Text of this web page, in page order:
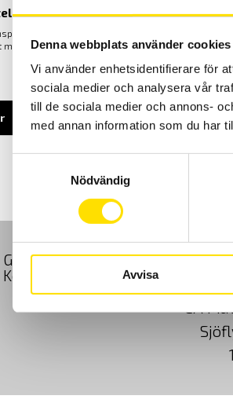
Denna webbplats använder cookies
Vi använder enhetsidentifierare för
sociala medier och analysera vår
till de sociala medier och annons-
med annan information som du har
Nödvändig
Avvisa
från Chauvin-Arnoux med
mantelprovfunktion.
Prisintervall:
48,795.00 kr
till
LÄS MER
GDPR Köpvillkor
Kontakt
CA